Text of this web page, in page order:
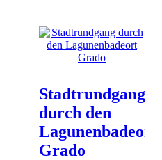
Stadtrundgang
durch den
Lagunenbadeort
Grado